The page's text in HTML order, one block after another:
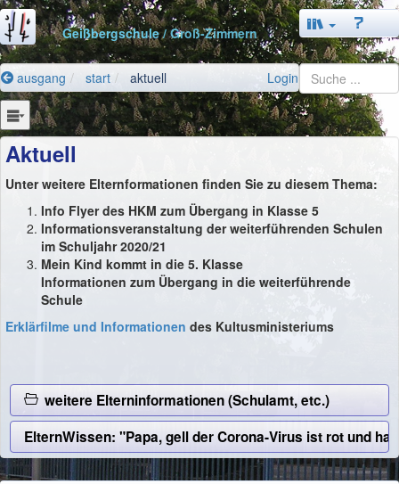
Geißbergschule/ Groß-Zimmern
ausgang start aktuell Login
Aktuell
Unter weitere Elternformationen finden Sie zu diesem Thema:
Info Flyer des HKM zum Übergang in Klasse 5
Informationsveranstaltung der weiterführenden Schulen
im Schuljahr 2020/21
Mein Kind kommt in die 5. Klasse
Informationen zum Übergang in die weiterführende
Schule
Erklärfilme und Informationen des Kultusministeriums
weitere Elterninformationen (Schulamt, etc.)
ElternWissen: "Papa, gell der Corona-Virus ist rot und